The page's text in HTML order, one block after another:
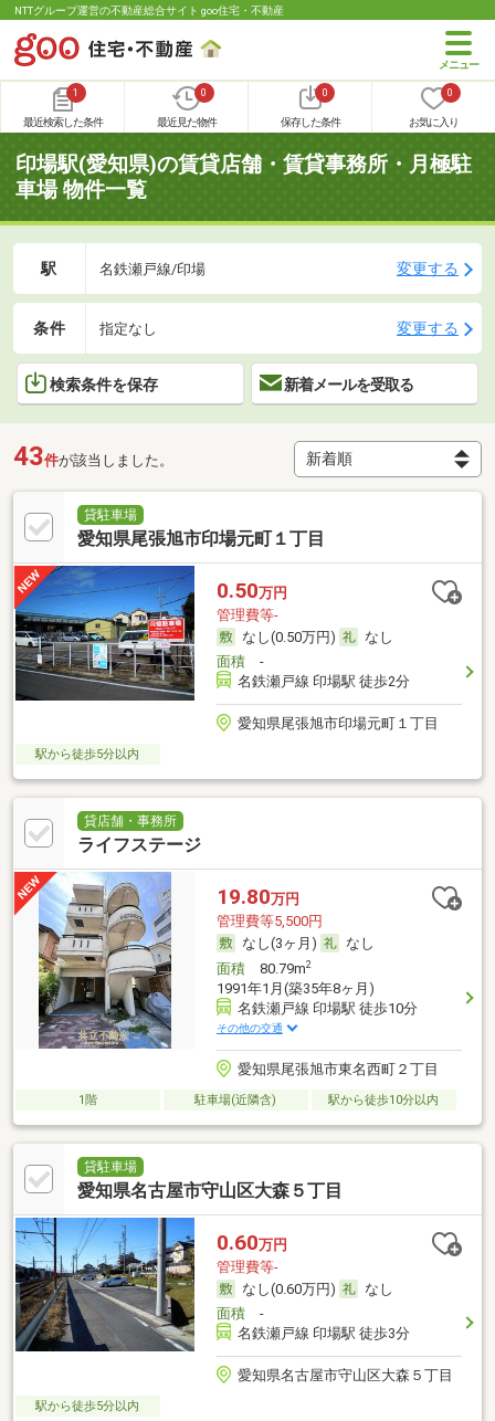
NTTグループ運営の不動産総合サイト goo住宅・不動産
1
最近検索した条件
0
最近見た物件
0
保存した条件
0
お気に入り
印場駅(愛知県)の賃貸店舗・賃貸事務所・月極駐
車場 物件一覧
駅 名鉄瀬戸線/印場 変更する
条件 指定なし 変更する
検索条件を保存 新着メールを受取る
43件が該当しました。
貸駐車場
愛知県尾張旭市印場元町１丁目
0.50万円
管理費等-
なし(0.50万円)
なし
面積-
名鉄瀬戸線 印場駅 徒歩2分
愛知県尾張旭市印場元町１丁目
駅から徒歩5分以内
貸店舗・事務所
ライフステージ
19.80万円
管理費等5,500円
なし(3ヶ月)
なし
面積80.79m2
1991年1月(築35年8ヶ月)
名鉄瀬戸線 印場駅 徒歩10分
その他の交通
愛知県尾張旭市東名西町２丁目
1階 駐車場(近隣含) 駅から徒歩10分以内
貸駐車場
愛知県名古屋市守山区大森５丁目
0.60万円
管理費等-
なし(0.60万円)
なし
面積-
名鉄瀬戸線 印場駅 徒歩3分
愛知県名古屋市守山区大森５丁目
駅から徒歩5分以内